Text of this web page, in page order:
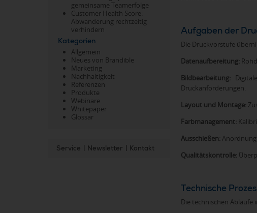
gemeinsame Teamerfolge
Customer Health Score:
Abwanderung rechtzeitig
verhindern
Kategorien
Allgemein
Neues von Brandible
Marketing
Nachhaltigkeit
Referenzen
Produkte
Webinare
Whitepaper
Glossar
Service Newsletter Kontakt
Aufgaben der
Die Druckvorstufe
Datenaufbereitung:
Bildbearbeitung:
Druckanforderungen.
Layout und Montage:
Farbmanagement:
Ausschießen:
Qualitätskontrolle:
Technische
Die technischen